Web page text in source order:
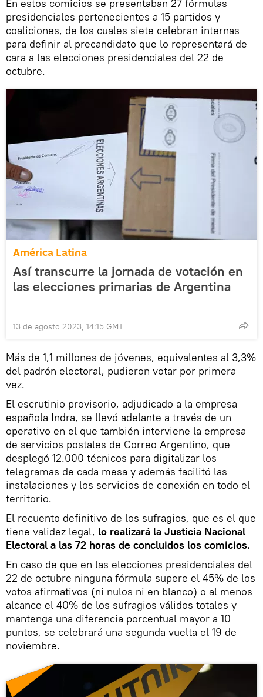
En estos comicios se presentaban 27 fórmulas
presidenciales pertenecientes a 15 partidos y
coaliciones, de los cuales siete celebran internas
para definir al precandidato que lo representará de
cara a las elecciones presidenciales del 22 de
octubre.
América Latina
Así transcurre la jornada de votación en
las elecciones primarias de Argentina
13 de agosto 2023, 14:15 GMT
Más de 1,1 millones de jóvenes, equivalentes al 3,3%
del padrón electoral, pudieron votar por primera
vez.
El escrutinio provisorio, adjudicado a la empresa
española Indra, se llevó adelante a través de un
operativo en el que también interviene la empresa
de servicios postales de Correo Argentino, que
desplegó 12.000 técnicos para digitalizar los
telegramas de cada mesa y además facilitó las
instalaciones y los servicios de conexión en todo el
territorio.
El recuento definitivo de los sufragios, que es el que
tiene validez legal, lo realizará la Justicia Nacional
Electoral a las 72 horas de concluidos los comicios.
En caso de que en las elecciones presidenciales del
22 de octubre ninguna fórmula supere el 45% de los
votos afirmativos (ni nulos ni en blanco) o al menos
alcance el 40% de los sufragios válidos totales y
mantenga una diferencia porcentual mayor a 10
puntos, se celebrará una segunda vuelta el 19 de
noviembre.